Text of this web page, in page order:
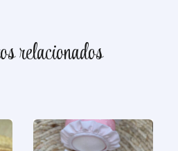
relacionados